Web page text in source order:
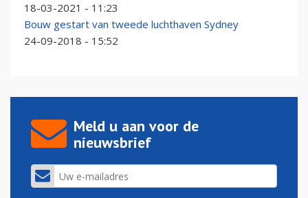
18-03-2021 - 11:23
Bouw gestart van tweede luchthaven Sydney
24-09-2018 - 15:52
Meld u aan voor de
nieuwsbrief